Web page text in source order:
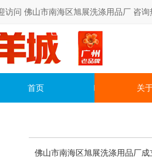
访问 佛山市南海区旭展洗涤用品厂 咨
首页 关
佛山市南海区旭展洗涤用品厂